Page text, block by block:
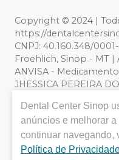
Copyright © 2024 |
https://
CNPJ: 40.160.348/
Froehlich, Sinop - MT
ANVISA -
JHESSICA PEREIRA
ilustrativas - Os preços
sujeitos a alterações.
no site, o valor válido
vendemos por
Dental Center Sinop
anúncios e melhorar
continuar navegando,
Política de